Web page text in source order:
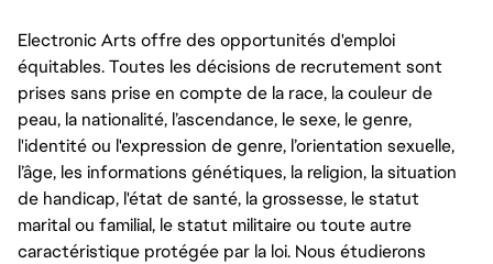
Electronic Arts offre des opportunités d'emploi
équitables. Toutes les décisions de recrutement sont
prises sans prise en compte de la race, la couleur de
peau, la nationalité, l’ascendance, le sexe, le genre,
l'identité ou l'expression de genre, l’orientation sexuelle,
l’âge, les informations génétiques, la religion, la situation
de handicap, l'état de santé, la grossesse, le statut
marital ou familial, le statut militaire ou toute autre
caractéristique protégée par la loi. Nous étudierons